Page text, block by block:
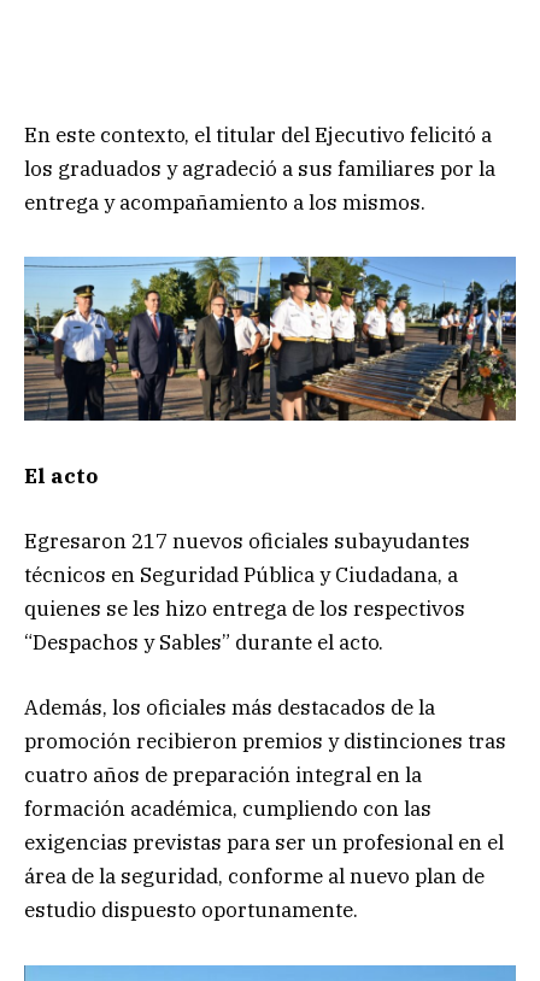
En este contexto, el titular del Ejecutivo felicitó a
los graduados y agradeció a sus familiares por la
entrega y acompañamiento a los mismos.
El acto
Egresaron 217 nuevos oficiales subayudantes
técnicos en Seguridad Pública y Ciudadana, a
quienes se les hizo entrega de los respectivos
“Despachos y Sables” durante el acto.
Además, los oficiales más destacados de la
promoción recibieron premios y distinciones tras
cuatro años de preparación integral en la
formación académica, cumpliendo con las
exigencias previstas para ser un profesional en el
área de la seguridad, conforme al nuevo plan de
estudio dispuesto oportunamente.